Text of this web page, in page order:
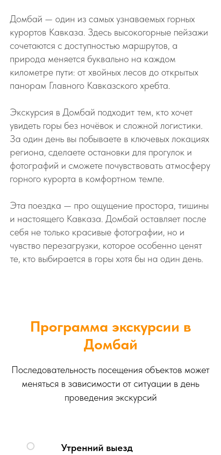
Домбай — один из самых узнаваемых горных
курортов Кавказа. Здесь высокогорные пейзажи
сочетаются с доступностью маршрутов, а
природа меняется буквально на каждом
километре пути: от хвойных лесов до открытых
панорам Главного Кавказского хребта.
Экскурсия в Домбай подходит тем, кто хочет
увидеть горы без ночёвок и сложной логистики.
За один день вы побываете в ключевых локациях
региона, сделаете остановки для прогулок и
фотографий и сможете почувствовать атмосферу
горного курорта в комфортном темпе.
Эта поездка — про ощущение простора, тишины
и настоящего Кавказа. Домбай оставляет после
себя не только красивые фотографии, но и
чувство перезагрузки, которое особенно ценят
те, кто выбирается в горы хотя бы на один день.
Программа экскурсии в
Домбай
Последовательность посещения объектов может
меняться в зависимости от ситуации в день
проведения экскурсий
Утренний выезд